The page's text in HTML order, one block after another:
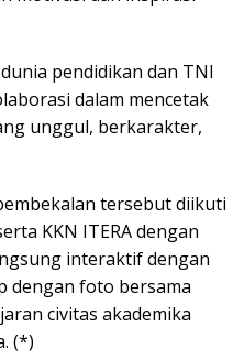
pendidikan dan TNI
dalam mencetak
unggul, berkarakter,
tersebut diikuti
KKN ITERA dengan
interaktif dengan
dengan foto bersama
civitas akademika
(*)